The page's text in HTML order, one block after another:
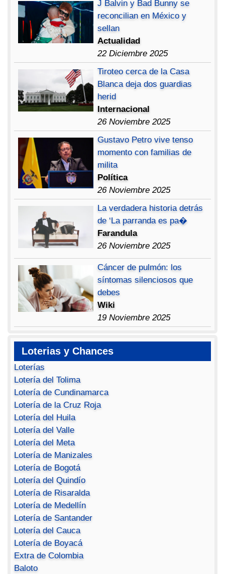
J Balvin y Bad Bunny se
reconcilian en México y
sellan
Actualidad
22 Diciembre 2025
Tiroteo cerca de la Casa
Blanca deja dos guardias
herid
Internacional
26 Noviembre 2025
Gustavo Petro vive tenso
momento con familias de
milita
Política
26 Noviembre 2025
La verdadera historia detrás
de ‘La parranda es pa�
Farandula
26 Noviembre 2025
Cáncer de pulmón: los
síntomas silenciosos que
debes
Wiki
19 Noviembre 2025
Loterias y Chances
Loterías
Lotería del Tolima
Lotería de Cundinamarca
Lotería de la Cruz Roja
Lotería del Huila
Lotería del Valle
Lotería del Meta
Lotería de Manizales
Lotería de Bogotá
Lotería del Quindío
Lotería de Risaralda
Lotería de Medellín
Lotería de Santander
Lotería del Cauca
Lotería de Boyacá
Extra de Colombia
Baloto